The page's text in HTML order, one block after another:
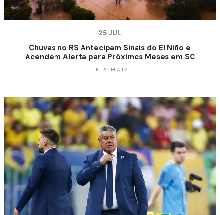
25 JUL
Chuvas no RS Antecipam Sinais do El Niño e
Acendem Alerta para Próximos Meses em SC
LEIA MAIS